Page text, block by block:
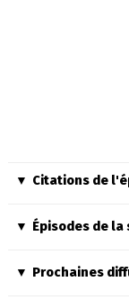
Citations de
Épisodes de la
Prochaines